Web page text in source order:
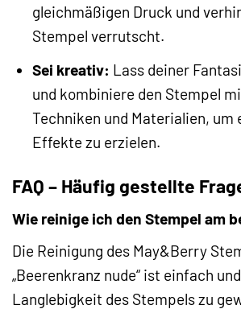
gleichmäßigen Druck und
Stempel verrutscht.
Sei kreativ: Lass deiner
und kombiniere den Stempel
Techniken und Materialien, um
Effekte zu erzielen.
FAQ – Häufig gestellte
Wie reinige ich den Stempel am
Die Reinigung des May&Berry
„Beerenkranz nude“ ist einfach
Langlebigkeit des Stempels zu